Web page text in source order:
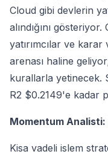
Cloud gibi devlerin
alındığını
yatırımcılar ve
arenası haline
kurallarla yetinecek.
R2 $0.2149'e kadar
Momentum Analisti:
Kisa vadeli islem